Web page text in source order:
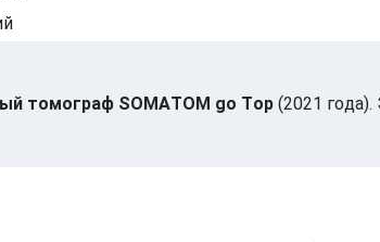
томограф SOMATOM go Top (2021